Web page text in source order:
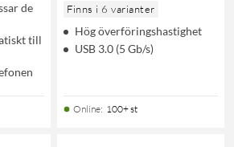
de
till
Finns i 6 varianter
Hög överföringshastighet
USB 3.0 (5 Gb/s)
Online: 100+ st